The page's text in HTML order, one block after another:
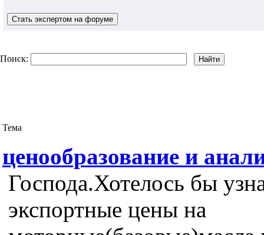
Поиск:
Тема
ценообразование и
Господа.Хотелось бы
экспортные цены на